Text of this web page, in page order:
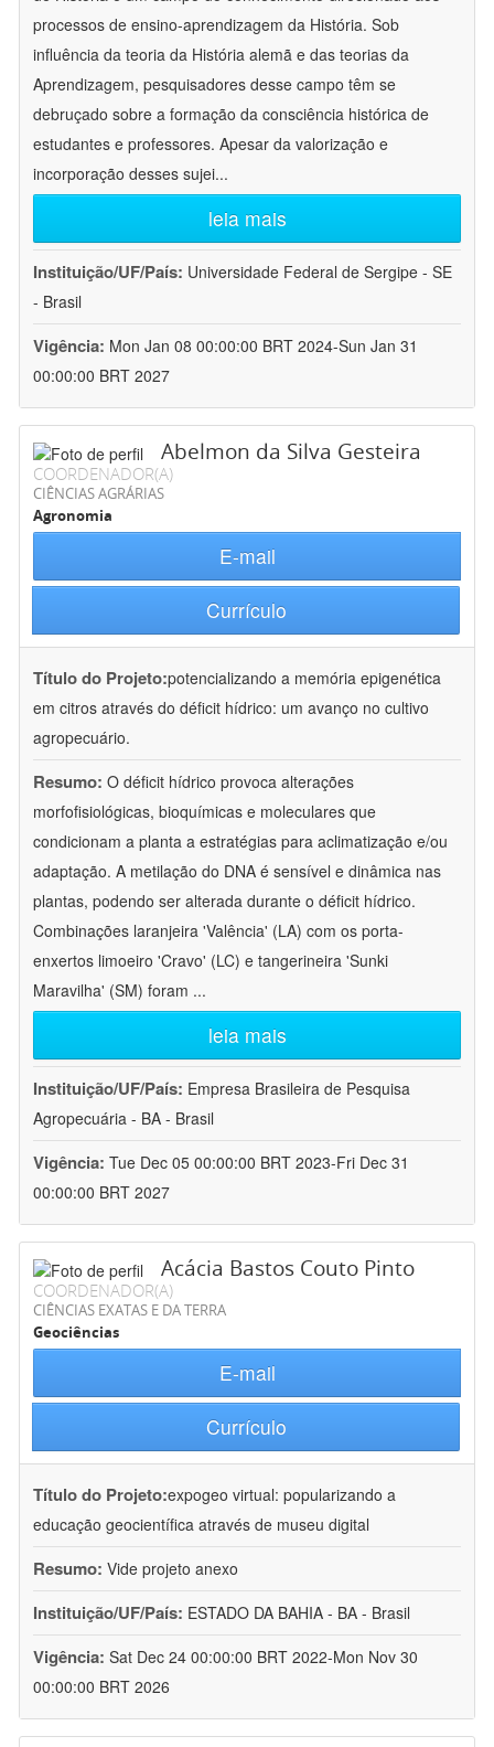
processos de ensino-aprendizagem da História. Sob
influência da teoria da História alemã e das teorias da
Aprendizagem, pesquisadores desse campo têm se
debruçado sobre a formação da consciência histórica de
estudantes e professores. Apesar da valorização e
incorporação desses sujei...
leia mais
Instituição/UF/País: Universidade Federal de Sergipe - SE
- Brasil
Vigência: Mon Jan 08 00:00:00 BRT 2024-Sun Jan 31
00:00:00 BRT 2027
Abelmon da Silva Gesteira
COORDENADOR(A)
CIÊNCIAS AGRÁRIAS
Agronomia
E-mail
Currículo
Título do Projeto:potencializando a memória epigenética
em citros através do déficit hídrico: um avanço no cultivo
agropecuário.
Resumo: O déficit hídrico provoca alterações
morfofisiológicas, bioquímicas e moleculares que
condicionam a planta a estratégias para aclimatização e/ou
adaptação. A metilação do DNA é sensível e dinâmica nas
plantas, podendo ser alterada durante o déficit hídrico.
Combinações laranjeira 'Valência' (LA) com os porta-
enxertos limoeiro 'Cravo' (LC) e tangerineira 'Sunki
Maravilha' (SM) foram ...
leia mais
Instituição/UF/País: Empresa Brasileira de Pesquisa
Agropecuária - BA - Brasil
Vigência: Tue Dec 05 00:00:00 BRT 2023-Fri Dec 31
00:00:00 BRT 2027
Acácia Bastos Couto Pinto
COORDENADOR(A)
CIÊNCIAS EXATAS E DA TERRA
Geociências
E-mail
Currículo
Título do Projeto:expogeo virtual: popularizando a
educação geocientífica através de museu digital
Resumo: Vide projeto anexo
Instituição/UF/País: ESTADO DA BAHIA - BA - Brasil
Vigência: Sat Dec 24 00:00:00 BRT 2022-Mon Nov 30
00:00:00 BRT 2026